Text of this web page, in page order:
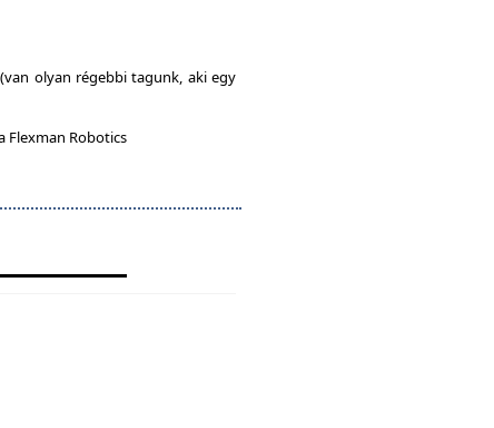
olyan régebbi tagunk, aki egy
Flexman Robotics